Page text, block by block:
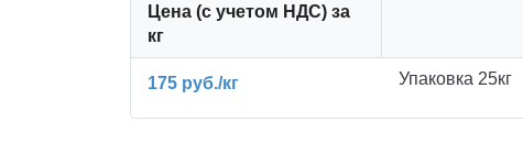
Цена (с учетом НДС) за
кг
175 руб./кг Упаковка 25кг